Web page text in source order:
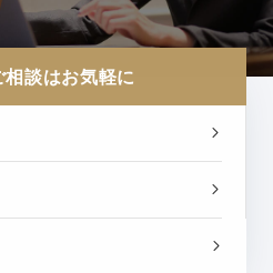
相談はお気軽に